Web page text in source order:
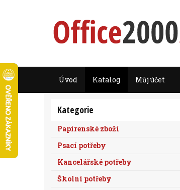
Úvod Katalog Můj účet
Kategorie
Papírenské zboží
Psací potřeby
Kancelářské potřeby
Školní potřeby